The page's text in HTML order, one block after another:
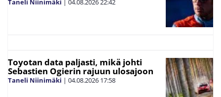
Taneli Niinimäki 04.08.202622:42
Toyotan data paljasti, mikä johti
Sebastien Ogierin rajuun ulosajoon
Taneli Niinimäki | 04.08.2026 17:58